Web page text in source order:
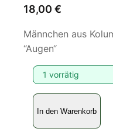
18,00 €
Männchen aus
“Augen“
1 vorrätig
C
l
In den Warenkorb